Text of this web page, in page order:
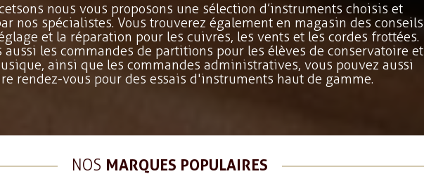
nous vous proposons une sélection d’instruments choisis et
nos spécialistes. Vous trouverez également en magasin des conseils
et la réparation pour les cuivres, les vents et les cordes frottées.
aussi les commandes de partitions pour les élèves de conservatoire et
ainsi que les commandes administratives, vous pouvez aussi
rendez-vous pour des essais d'instruments haut de gamme.
NOS MARQUES POPULAIRES